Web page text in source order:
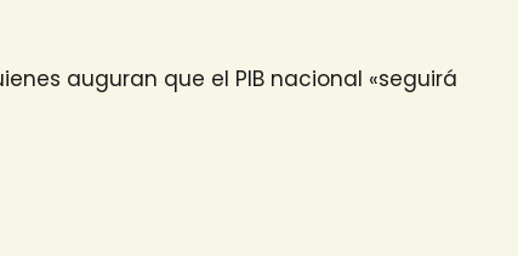
auguran que el PIB nacional «seguirá